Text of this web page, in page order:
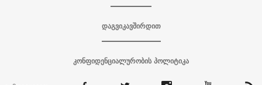
დაგვიკავშირდით
კონფიდენციალურობის პოლიტიკა